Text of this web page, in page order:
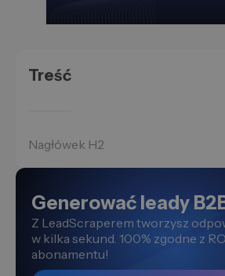
Treść
Nagłówek H2
Generować leady
Z LeadScraperem tworzysz
w kilka sekund. 100% zgodne z
abonamentu!